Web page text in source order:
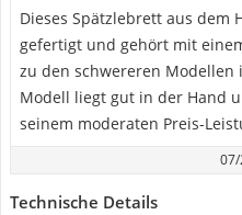
Dieses Spätzlebrett aus dem
gefertigt und gehört mit
zu den schwereren Modellen
Modell liegt gut in der Hand
seinem moderaten Preis-
Technische Details